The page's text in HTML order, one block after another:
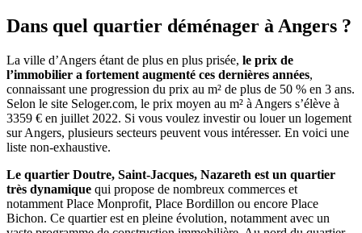
Dans quel quartier déménager à Angers ?
La ville d’Angers étant de plus en plus prisée, le prix de
l’immobilier a fortement augmenté ces dernières années,
connaissant une progression du prix au m² de plus de 50 % en 3 ans.
Selon le site Seloger.com, le prix moyen au m² à Angers s’élève à
3359 € en juillet 2022. Si vous voulez investir ou louer un logement
sur Angers, plusieurs secteurs peuvent vous intéresser. En voici une
liste non-exhaustive.
Le quartier Doutre, Saint-Jacques, Nazareth est un quartier
très dynamique qui propose de nombreux commerces et
notamment Place Monprofit, Place Bordillon ou encore Place
Bichon. Ce quartier est en pleine évolution, notamment avec un